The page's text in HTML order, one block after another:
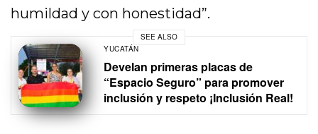
humildad y con honestidad”.
SEE ALSO
YUCATÁN
Develan primeras placas de
“Espacio Seguro” para promover
inclusión y respeto ¡Inclusión Real!